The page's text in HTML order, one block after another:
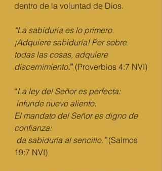
dentro de la voluntad de Dios.
“La sabiduría es lo primero.
¡Adquiere sabiduría! Por sobre
todas las cosas, adquiere
discernimiento.” (Proverbios 4:7 NVI)
“La ley del Señor es perfecta:
infunde nuevo aliento.
El mandato del Señor es digno de
confianza:
da sabiduría al sencillo.” (Salmos
19:7 NVI)